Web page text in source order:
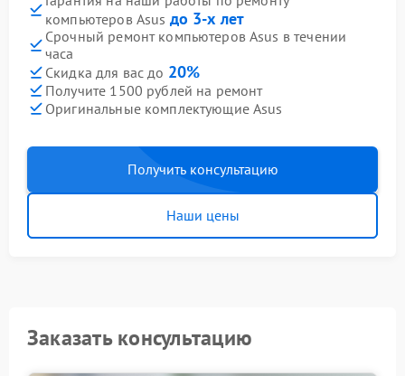
компьютеров Asus до 3-х лет
Срочный ремонт компьютеров Asus в течении
часа
Скидка для вас до 20%
Получите 1500 рублей на ремонт
Оригинальные комплектующие Asus
Получить консультацию
Наши цены
Заказать консультацию